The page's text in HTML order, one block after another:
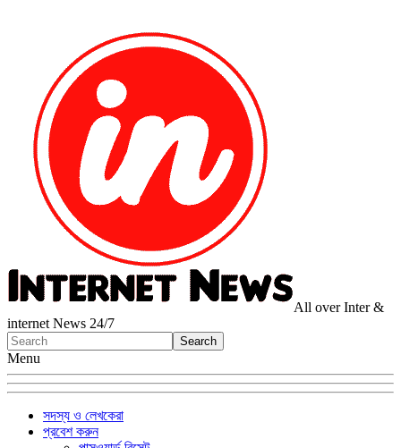
All over Inter &
internet News 24/7
Menu
সদস্য ও লেখকেরা
প্রবেশ করুন